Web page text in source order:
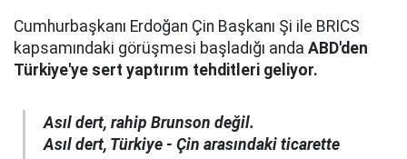
Cumhurbaşkanı Erdoğan Çin Başkanı Şi ile BRICS
kapsamındaki görüşmesi başladığı anda ABD'den
Türkiye'ye sert yaptırım tehditleri geliyor.
Asıl dert, rahip Brunson değil.
Asıl dert, Türkiye - Çin arasındaki ticarette